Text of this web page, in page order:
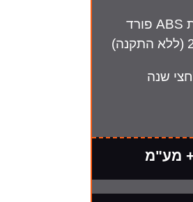
החלפת יחידת ABS פורד
שנה